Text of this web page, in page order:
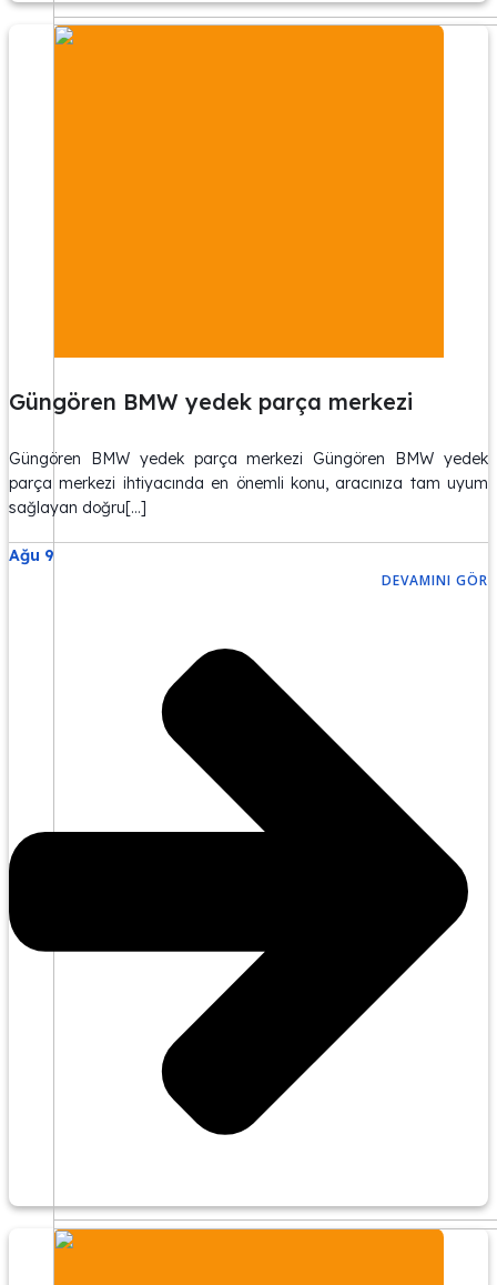
Güngören BMW yedek parça merkezi
Güngören BMW yedek parça merkezi Güngören BMW yedek
parça merkezi ihtiyacında en önemli konu, aracınıza tam uyum
sağlayan doğru[…]
Ağu 9
DEVAMINI GÖR